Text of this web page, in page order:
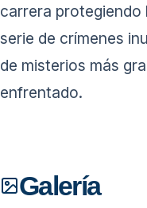
carrera protegiendo
serie de crímenes
de misterios más
enfrentado.
Galería